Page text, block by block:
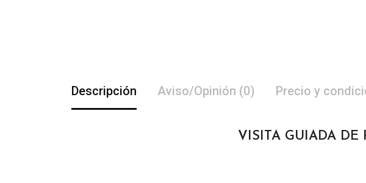
Descripción Aviso/Opinión (0) Precio y
VISITA GUIADA DE